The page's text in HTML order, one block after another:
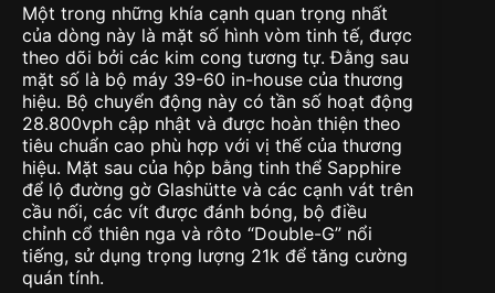
Một trong những khía cạnh quan trọng nhất
của dòng này là mặt số hình vòm tinh tế, được
theo dõi bởi các kim cong tương tự. Đằng sau
mặt số là bộ máy 39-60 in-house của thương
hiệu. Bộ chuyển động này có tần số hoạt động
28.800vph cập nhật và được hoàn thiện theo
tiêu chuẩn cao phù hợp với vị thế của thương
hiệu. Mặt sau của hộp bằng tinh thể Sapphire
để lộ đường gờ Glashütte và các cạnh vát trên
cầu nối, các vít được đánh bóng, bộ điều
chỉnh cổ thiên nga và rôto “Double-G” nổi
tiếng, sử dụng trọng lượng 21k để tăng cường
quán tính.